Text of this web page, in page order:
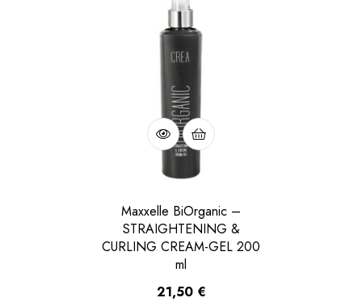
Maxxelle BiOrganic –
STRAIGHTENING &
CURLING CREAM-GEL 200
ml
21,50 €